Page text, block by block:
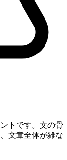
トです。文の骨
文章全体が雑な